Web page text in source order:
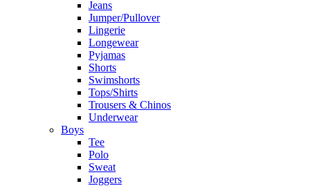
Jeans
Jumper/Pullover
Lingerie
Longewear
Pyjamas
Shorts
Swimshorts
Tops/Shirts
Trousers & Chinos
Underwear
Boys
Tee
Polo
Sweat
Joggers